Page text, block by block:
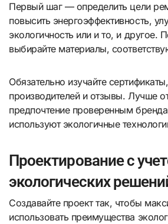
Первый шаг — определить цели
повысить энергоэффективность,
экологичность или и то, и другое.
выбирайте материалы,
Обязательно изучайте
производителей и отзывы. Лучше
предпочтение проверенным
используют экологичные
Проектирование с
экологических
Создавайте проект так, чтобы
использовать преимущества